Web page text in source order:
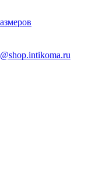
@shop.intikoma.ru